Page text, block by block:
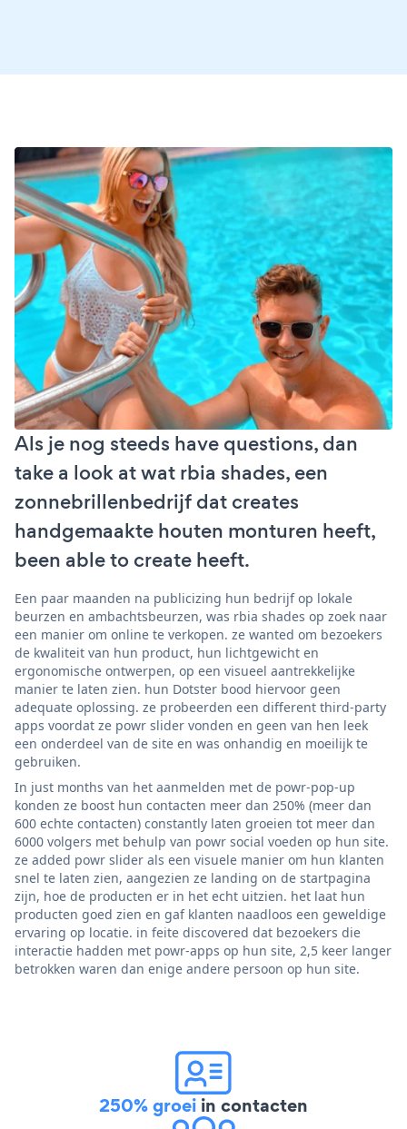
Als je nog steeds have questions, dan
take a look at wat rbia shades, een
zonnebrillenbedrijf dat creates
handgemaakte houten monturen heeft,
been able to create heeft.
Een paar maanden na publicizing hun bedrijf op lokale
beurzen en ambachtsbeurzen, was rbia shades op zoek naar
een manier om online te verkopen. ze wanted om bezoekers
de kwaliteit van hun product, hun lichtgewicht en
ergonomische ontwerpen, op een visueel aantrekkelijke
manier te laten zien. hun Dotster bood hiervoor geen
adequate oplossing. ze probeerden een different third-party
apps voordat ze powr slider vonden en geen van hen leek
een onderdeel van de site en was onhandig en moeilijk te
gebruiken.
In just months van het aanmelden met de powr-pop-up
konden ze boost hun contacten meer dan 250% (meer dan
600 echte contacten) constantly laten groeien tot meer dan
6000 volgers met behulp van powr social voeden op hun site.
ze added powr slider als een visuele manier om hun klanten
snel te laten zien, aangezien ze landing on de startpagina
zijn, hoe de producten er in het echt uitzien. het laat hun
producten goed zien en gaf klanten naadloos een geweldige
ervaring op locatie. in feite discovered dat bezoekers die
interactie hadden met powr-apps op hun site, 2,5 keer langer
betrokken waren dan enige andere persoon op hun site.
250% groei in contacten